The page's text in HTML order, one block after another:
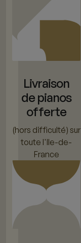
Livraison
de pianos
offerte
(hors difficulté) sur
toute l'Ile-de-
France